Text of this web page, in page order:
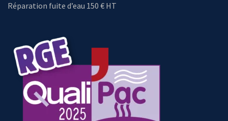
Réparation fuite d’eau 150 € HT